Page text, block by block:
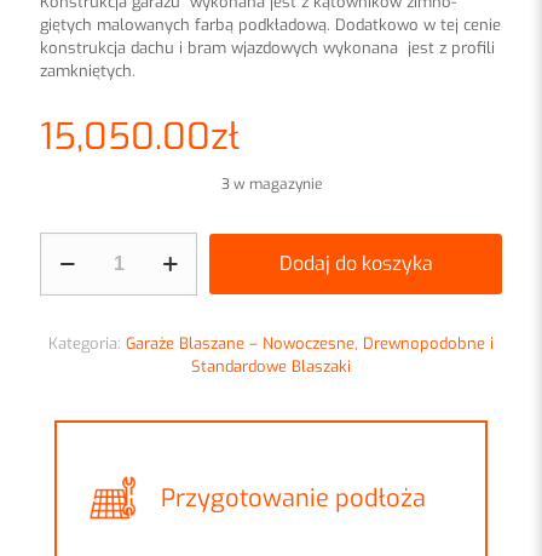
giętych malowanych farbą podkładową. Dodatkowo w tej cenie
konstrukcja dachu i bram wjazdowych wykonana jest z profili
zamkniętych.
15,050.00zł
3 w magazynie
Garaż
trzystanowiskowy
Grafit+Złoty
obróbkami
Dodaj do koszyka
Kategoria: Garaże Blaszane – Nowoczesne, Drewnopodobne i
Standardowe Blaszaki
Przygotowanie podłoża